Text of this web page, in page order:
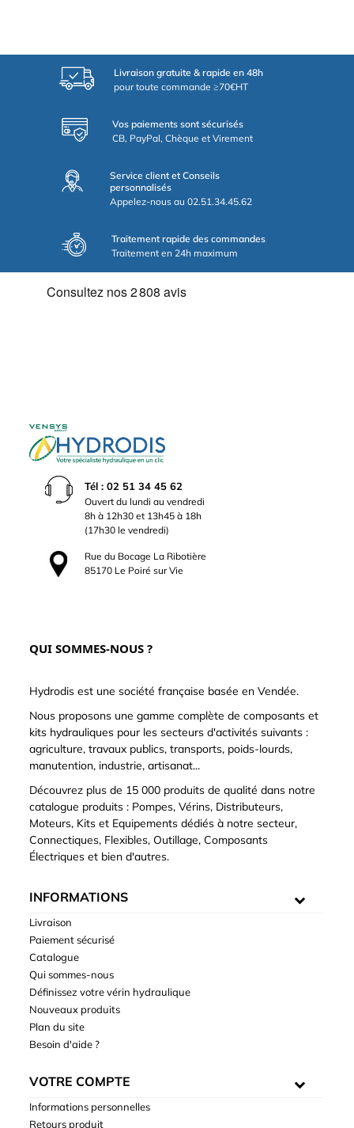
Livraison gratuite & rapide en 48h
pour toute commande ≥70€HT
Vos paiements sont sécurisés
CB, PayPal, Chèque et Virement
Service client et Conseils
personnalisés
Appelez-nous au 02.51.34.45.62
Traitement rapide des commandes
Traitement en 24h maximum
Tél : 02 51 34 45 62
Ouvert du lundi au vendredi
8h à 12h30 et 13h45 à 18h
(17h30 le vendredi)
Rue du Bocage La Ribotière
85170 Le Poiré sur Vie
QUI SOMMES-NOUS ?
Hydrodis est une société française basée en Vendée.
Nous proposons une gamme complète de composants et
kits hydrauliques pour les secteurs d'activités suivants :
agriculture, travaux publics, transports, poids-lourds,
manutention, industrie, artisanat...
Découvrez plus de 15 000 produits de qualité dans notre
catalogue produits : Pompes, Vérins, Distributeurs,
Moteurs, Kits et Equipements dédiés à notre secteur,
Connectiques, Flexibles, Outillage, Composants
Électriques et bien d'autres.
INFORMATIONS
Livraison
Paiement sécurisé
Catalogue
Qui sommes-nous
Définissez votre vérin hydraulique
Nouveaux produits
Plan du site
Besoin d'aide ?
VOTRE COMPTE
Informations personnelles
Retours produit